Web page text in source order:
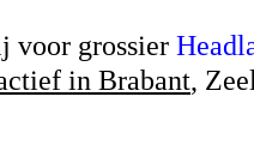
voor grossier
in Brabant,